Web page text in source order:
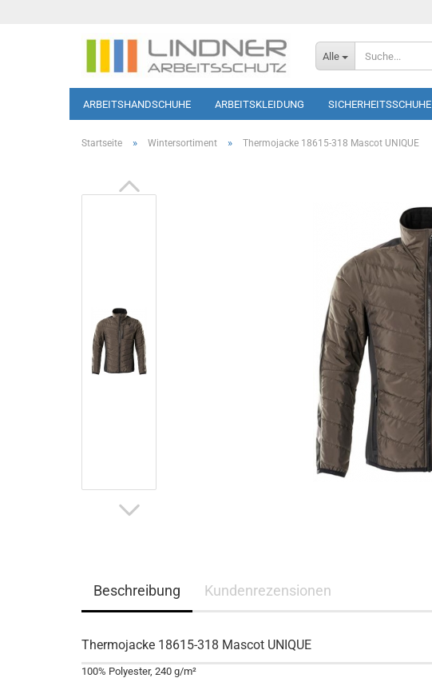
Alle
ARBEITSHANDSCHUHE ARBEITSKLEIDUNG SICHERHEITSSCHUHE
SOFTSHELL-JACKEN HAUTSCHUTZ T-SHIRTS/POLOS SHORTS
Startseite » Wintersortiment » Thermojacke 18615-318 Mascot UNIQUE
Beschreibung Kundenrezensionen
Thermojacke 18615-318 Mascot UNIQUE
100% Polyester, 240 g/m²